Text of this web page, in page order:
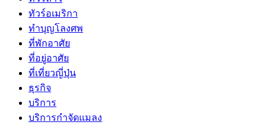
ทัวร์อเมริกา
ทำบุญโลงศพ
ที่พักอาศัย
ที่อยู่อาศัย
ที่เที่ยวญี่ปุ่น
ธุรกิจ
บริการ
บริการกำจัดแมลง